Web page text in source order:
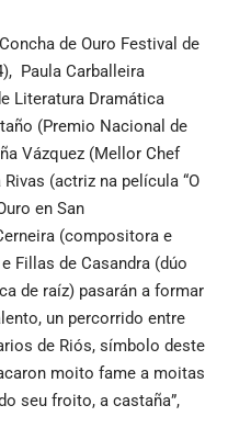
de Ouro Festival de
Paula Carballeira
Literatura Dramática
(Premio Nacional de
Vázquez (Mellor Chef
Rivas (actriz na película “O
en San
(compositora e
Fillas de Casandra (dúo
de raíz) pasarán a formar
un percorrido entre
de Riós, símbolo deste
moito fame a moitas
seu froito, a castaña”,